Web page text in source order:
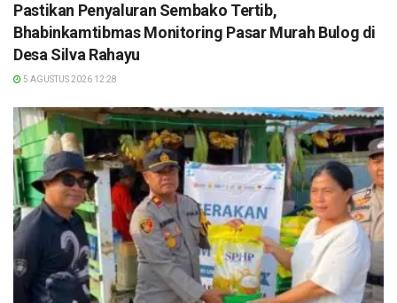
Pastikan Penyaluran Sembako Tertib,
Bhabinkamtibmas Monitoring Pasar Murah Bulog di
Desa Silva Rahayu
5 AGUSTUS 2026 12:28